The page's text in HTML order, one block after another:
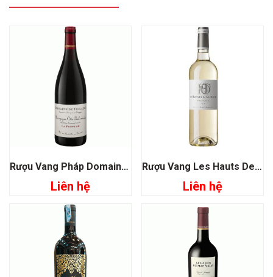
Rượu Vang Pháp Domaine De Villaine Bourgogne Cote Chalonnaise
Liên hệ
Rượu Vang Les Hauts De La Gaffeliere Bordeaux
Liên hệ